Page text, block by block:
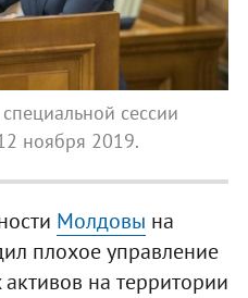
сессии
ноября 2019.
Молдовы на
плохое управление
на территории